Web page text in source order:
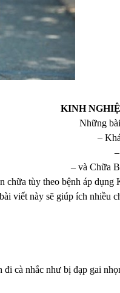
KINH
Những
–
– và Chữa
chữa tùy theo bệnh áp
viết này sẽ giúp ích nhiều
cà nhắc như bị đạp gai